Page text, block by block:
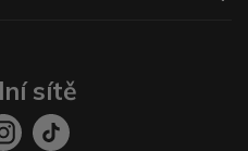
sítě